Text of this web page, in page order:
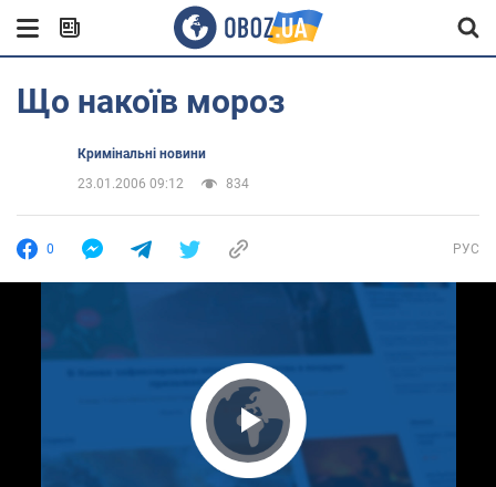
Що накоїв мороз
Кримінальні новини
23.01.2006 09:12
834
0 РУС
Play Video